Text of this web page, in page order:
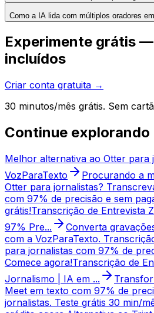
Como a IA lida com múltiplos oradores
Experimente grátis
incluídos
Criar conta gratuita →
30 minutos/mês grátis. Sem
Continue explorando
Melhor alternativa ao Otter para
VozParaTexto
Procurando a
Otter para jornalistas?
com 97% de precisão e sem
grátis!Transcrição de Entrevista
97% Pre...
Converta
com a VozParaTexto.
para jornalistas com 97% de
Comece agora!Transcrição de
Jornalismo | IA em ...
Meet em texto com 97% de
jornalistas. Teste grátis 30 min/